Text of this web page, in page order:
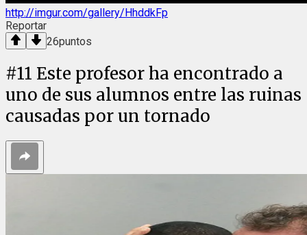
http://imgur.com/gallery/HhddkFp
Reportar
26puntos
#11 Este profesor ha encontrado a
uno de sus alumnos entre las ruinas
causadas por un tornado